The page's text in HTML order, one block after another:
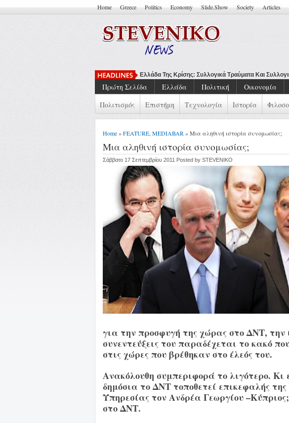
Home Greece Politics Economy Slide.Show Society Articles
Να Μπορείς
Πρώτη Σελίδα Ελλάδα Πολιτική Οικονομία
Πολιτισμός
Επιστήμη Τεχνολογία Ιστορία
Home»FEATURE MEDIABAR » Mια αληθινή ιστορία συνομωσίας;
Mια αληθινή ιστορία συνομωσίας;
Σάββατο 17 Σεπτεμβρίου 2011 Posted by STEVENIKO
για την προσφυγή της χώρας στο ΔΝΤ, την
συνεντεύξεις του παραδέχεται το κακό
στις χώρες που βρέθηκαν στο έλεός του.
Ανακόλουθη συμπεριφορά το λιγότερο. Κι
δημόσια το ΔΝΤ τοποθετεί επικεφαλής
Υπηρεσίας τον Ανδρέα Γεωργίου
στο ΔΝΤ.